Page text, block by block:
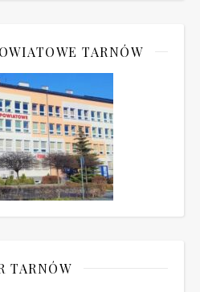
TARNÓW
TARNÓW